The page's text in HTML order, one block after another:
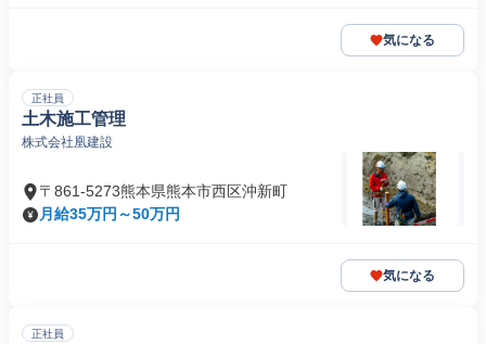
気になる
正社員
土木施工管理
株式会社凰建設
〒861-5273熊本県熊本市西区沖新町
月給35万円～50万円
気になる
正社員